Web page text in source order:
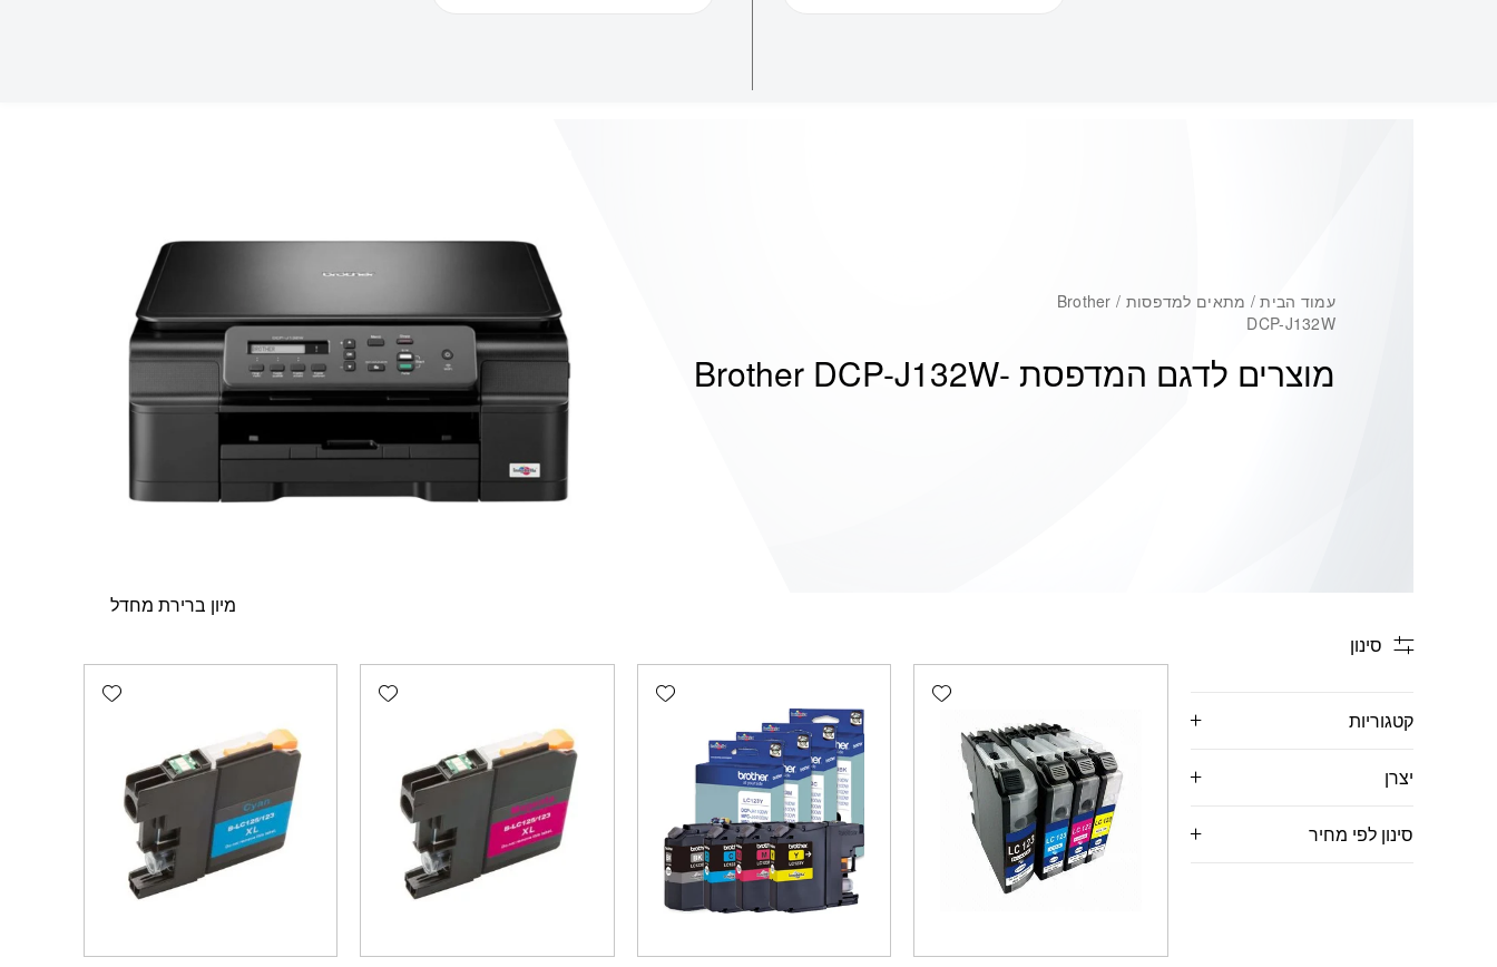
עמוד הבית
/ מתאים למדפסות / Brother
DCP-J132W
Brother DCP-J132Wמוצרים לדגם המדפסת -
סינון
קטגוריות
יצרן
סינון לפי מחיר
Add wishlist
Add wishlist
Add wishlist
Add wishlist